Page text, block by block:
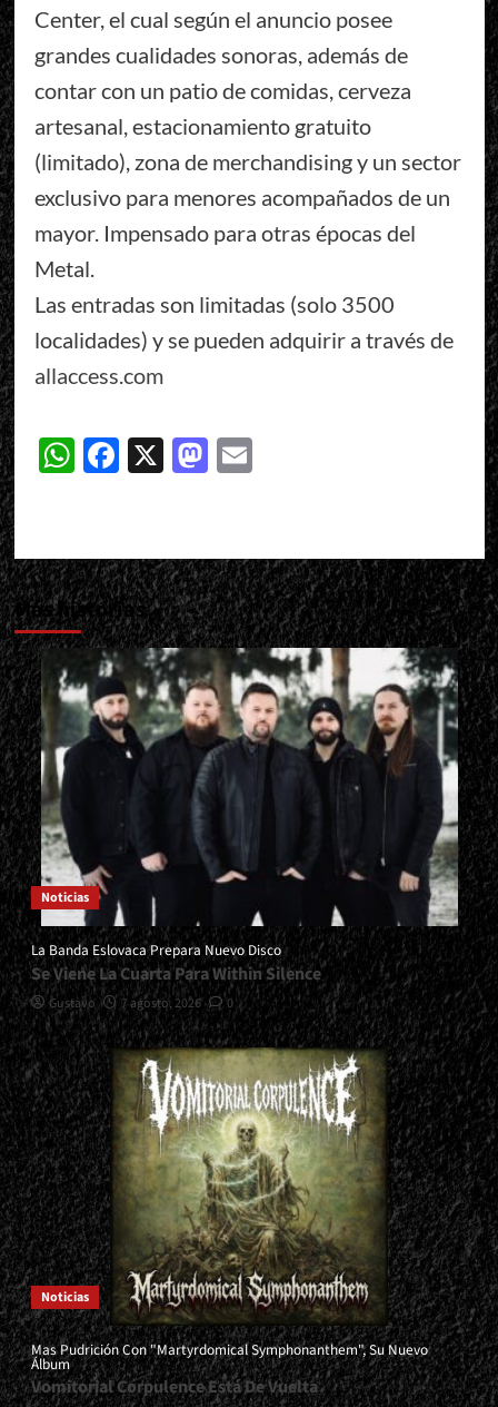
Center, el cual según el anuncio posee
grandes cualidades sonoras, además de
contar con un patio de comidas, cerveza
artesanal, estacionamiento gratuito
(limitado), zona de merchandising y un sector
exclusivo para menores acompañados de un
mayor. Impensado para otras épocas del
Metal.
Las entradas son limitadas (solo 3500
localidades) y se pueden adquirir a través de
allaccess.com
WhatsApp
Facebook
X Mastodon
Email
Más historias
Noticias
La Banda Eslovaca Prepara Nuevo Disco
Se Viene La Cuarta Para Within Silence
Gustavo 7 agosto, 2026 0
Noticias
Mas Pudrición Con "Martyrdomical Symphonanthem", Su Nuevo
Álbum
Vomitorial Corpulence Está De Vuelta